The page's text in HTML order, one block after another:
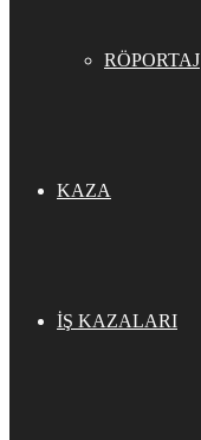
RÖPORTAJ
KAZA
İŞ KAZALARI